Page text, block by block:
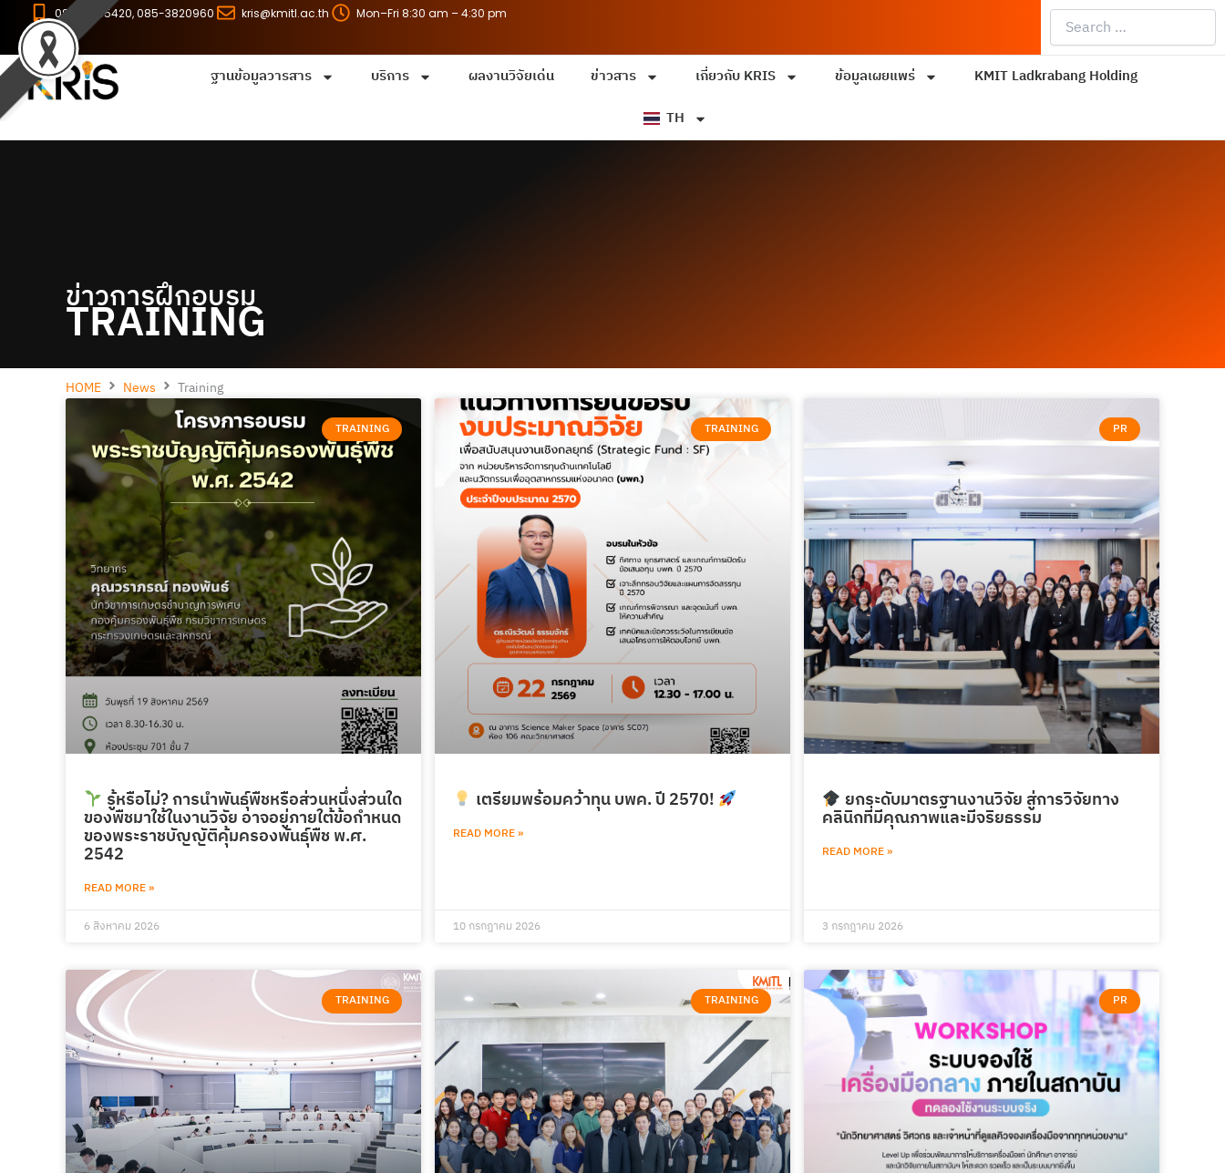
content
086-8255420, 085-3820960 kris@kmitl.ac.th Mon–Fri 8:30 am – 4:30 pm
Search
ฐานข้อมูลวารสาร บริการ ผลงานวิจัยเด่น ข่าวสาร เกี่ยวกับ KRIS ข้อมูลเผยแพร่
KMIT Ladkrabang Holding
TH
ข่าวการฝึกอบรม
TRAINING
HOME News Training
TRAINING
รู้หรือไม่? การนำพันธุ์พืชหรือส่วนหนึ่งส่วนใด
ของพืชมาใช้ในงานวิจัย อาจอยู่ภายใต้ข้อกำหนด
ของพระราชบัญญัติคุ้มครองพันธุ์พืช พ.ศ.
2542
READ MORE »
6 สิงหาคม 2026
TRAINING
เตรียมพร้อมคว้าทุน บพค. ปี 2570!
READ MORE »
10 กรกฎาคม 2026
PR
ยกระดับมาตรฐานงานวิจัย สู่การวิจัยทาง
คลินิกที่มีคุณภาพและมีจริยธรรม
READ MORE »
3 กรกฎาคม 2026
TRAINING TRAINING PR
P
a
g
e
P
a
g
e
P
a
g
e
P
a
g